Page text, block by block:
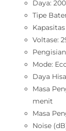
Daya:
Tipe
Voltase:
Mode:
Daya
Masa
menit
Masa
Noise